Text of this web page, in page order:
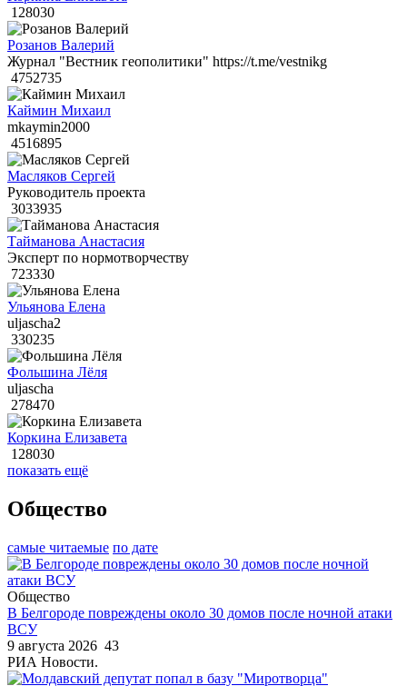
128030
Розанов Валерий
Журнал "Вестник геополитики" https://t.me/vestnikg
4752735
Каймин Михаил
mkaymin2000
4516895
Масляков Сергей
Руководитель проекта
3033935
Тайманова Анастасия
Эксперт по нормотворчеству
723330
Ульянова Елена
uljascha2
330235
Фольшина Лёля
uljascha
278470
Коркина Елизавета
128030
показать ещё
Общество
самые читаемые по дате
Общество
В Белгороде повреждены около 30 домов после ночной атаки
ВСУ
9 августа 2026 43
РИА Новости.